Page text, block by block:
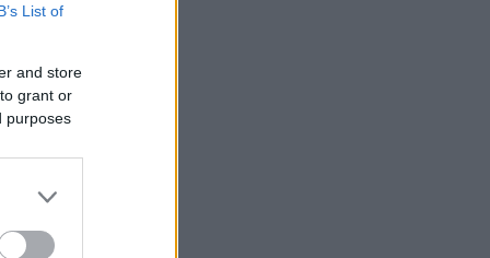
List of
and store
grant or
purposes